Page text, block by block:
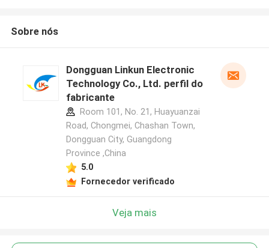
Sobre nós
Dongguan Linkun Electronic
Technology Co., Ltd. perfil do
fabricante
Room 101, No. 21, Huayuanzai
Road, Chongmei, Chashan Town,
Dongguan City, Guangdong
Province ,China
5.0
Fornecedor verificado
Veja mais